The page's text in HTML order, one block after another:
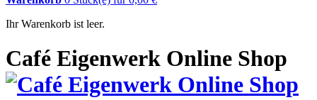
Ihr Warenkorb ist leer.
Café Eigenwerk Online Shop